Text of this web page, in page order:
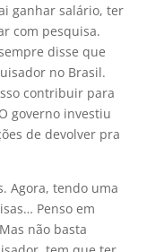
ganhar salário, ter
com pesquisa.
disse que
no Brasil.
contribuir para
governo investiu
de devolver pra
Agora, tendo uma
Penso em
não basta